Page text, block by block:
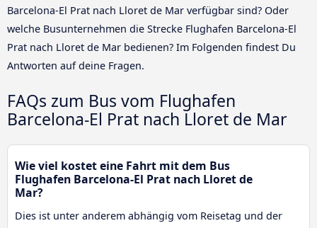
Barcelona-El Prat nach Lloret de Mar verfügbar sind? Oder
welche Busunternehmen die Strecke Flughafen Barcelona-El
Prat nach Lloret de Mar bedienen? Im Folgenden findest Du
Antworten auf deine Fragen.
FAQs zum Bus vom Flughafen
Barcelona-El Prat nach Lloret de Mar
Wie viel kostet eine Fahrt mit dem Bus
Flughafen Barcelona-El Prat nach Lloret de
Mar?
Dies ist unter anderem abhängig vom Reisetag und der